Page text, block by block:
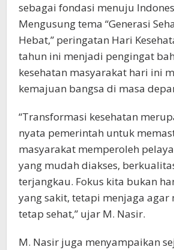
sebagai fondasi menuju
Mengusung tema “Generasi
Hebat,” peringatan Hari
tahun ini menjadi pengingat
kesehatan masyarakat hari ini
kemajuan bangsa di masa
“Transformasi kesehatan
nyata pemerintah untuk
masyarakat memperoleh
yang mudah diakses,
terjangkau. Fokus kita bukan
yang sakit, tetapi menjaga agar
tetap sehat,” ujar M. Nasir.
M. Nasir juga menyampaikan